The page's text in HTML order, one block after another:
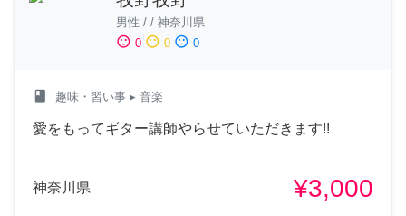
男性 / / 神奈川県
sentiment_satisfied 0 sentiment_neutral 0 sentiment_dissatisfied 0
class 趣味・習い事 ▸ 音楽
愛をもってギター講師やらせていただきます!!
神奈川県 ¥3,000